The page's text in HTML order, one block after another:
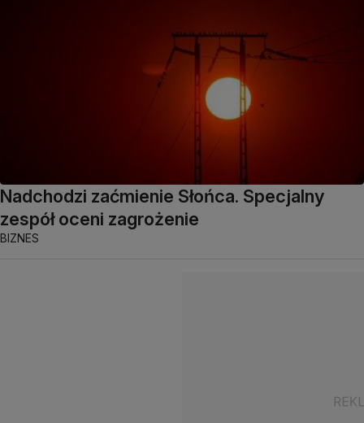
Nadchodzi zaćmienie Słońca. Specjalny
zespół oceni zagrożenie
BIZNES